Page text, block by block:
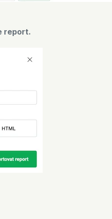
report.